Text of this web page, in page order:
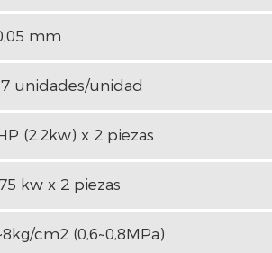
mm
unidades/unidad
(2.2kw) x 2 piezas
kw x 2 piezas
cm2 (0,6~0,8MPa)